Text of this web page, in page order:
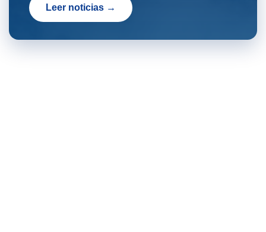
Leer noticias →